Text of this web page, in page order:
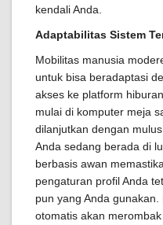
kendali Anda.
Adaptabilitas Sistem
Mobilitas manusia
untuk bisa beradaptasi
akses ke platform
mulai di komputer meja
dilanjutkan dengan
Anda sedang berada di
berbasis awan
pengaturan profil Anda
pun yang Anda
otomatis akan